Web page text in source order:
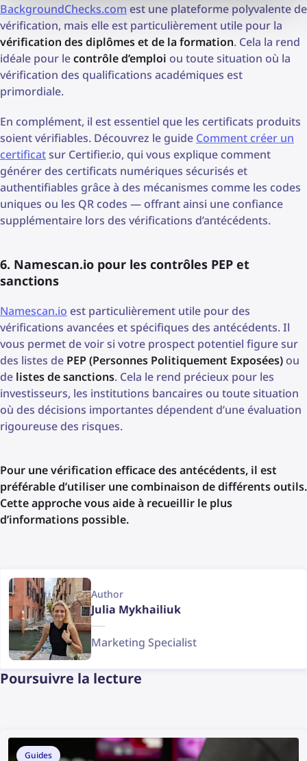
BackgroundChecks.com est une plateforme polyvalente de
vérification, mais elle est particulièrement utile pour la
vérification des diplômes et de la formation. Cela la rend
idéale pour lecontrôle d’emploi ou toute situation où la
vérification des qualifications académiques est
primordiale.
En complément, il est essentiel que les certificats produits
soient vérifiables. Découvrez le guide Comment créer un
certificatsur Certifier.io, qui vous explique comment
générer des certificats numériques sécurisés et
authentifiables grâce à des mécanismes comme les codes
uniques ou les QR codes — offrant ainsi une confiance
supplémentaire lors des vérifications d’antécédents.
6. Namescan.io pour les contrôles PEP et
sanctions
Namescan.io est particulièrement utile pour des
vérifications avancées et spécifiques des antécédents. Il
vous permet de voir si votre prospect potentiel figure sur
des listes de PEP (Personnes Politiquement Exposées)ou
de listes de sanctions. Cela le rend précieux pour les
investisseurs, les institutions bancaires ou toute situation
où des décisions importantes dépendent d’une évaluation
rigoureuse des risques.
Pour une vérification efficace des antécédents, il est
préférable d’utiliser une combinaison de différents outils.
Cette approche vous aide à recueillir le plus
d’informations possible.
Author
Julia Mykhailiuk
Marketing Specialist
Poursuivre la lecture
Guides